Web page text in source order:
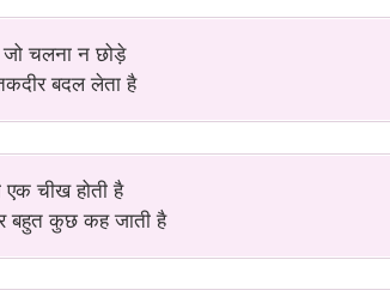
जो चलना न छोड़े
बदल लेता है
एक चीख होती है
बहुत कुछ कह जाती है